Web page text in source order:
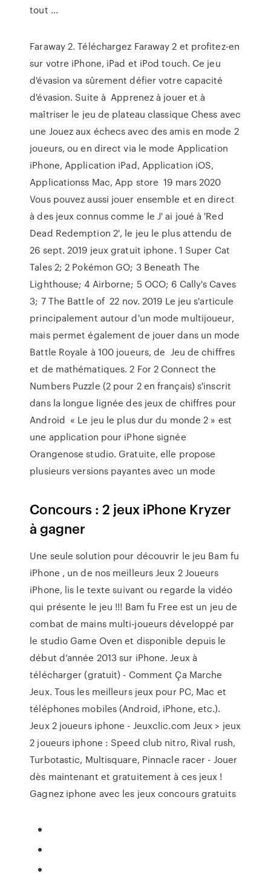
tout ...
Faraway 2. Téléchargez Faraway 2 et profitez-en
sur votre iPhone, iPad et iPod touch. Ce jeu
d'évasion va sûrement défier votre capacité
d'évasion. Suite à Apprenez à jouer et à
maîtriser le jeu de plateau classique Chess avec
une Jouez aux échecs avec des amis en mode 2
joueurs, ou en direct via le mode Application
iPhone, Application iPad, Application iOS,
Applicationss Mac, App store 19 mars 2020
Vous pouvez aussi jouer ensemble et en direct
à des jeux connus comme le J' ai joué à 'Red
Dead Redemption 2', le jeu le plus attendu de
26 sept. 2019 jeux gratuit iphone. 1 Super Cat
Tales 2; 2 Pokémon GO; 3 Beneath The
Lighthouse; 4 Airborne; 5 OCO; 6 Cally's Caves
3; 7 The Battle of 22 nov. 2019 Le jeu s'articule
principalement autour d'un mode multijoueur,
mais permet également de jouer dans un mode
Battle Royale à 100 joueurs, de Jeu de chiffres
et de mathématiques. 2 For 2 Connect the
Numbers Puzzle (2 pour 2 en français) s'inscrit
dans la longue lignée des jeux de chiffres pour
Android « Le jeu le plus dur du monde 2 » est
une application pour iPhone signée
Orangenose studio. Gratuite, elle propose
plusieurs versions payantes avec un mode
Concours : 2 jeux iPhone Kryzer
à gagner
Une seule solution pour découvrir le jeu Bam fu
iPhone , un de nos meilleurs Jeux 2 Joueurs
iPhone, lis le texte suivant ou regarde la vidéo
qui présente le jeu !!! Bam fu Free est un jeu de
combat de mains multi-joueurs développé par
le studio Game Oven et disponible depuis le
début d’année 2013 sur iPhone. Jeux à
télécharger (gratuit) - Comment Ça Marche
Jeux. Tous les meilleurs jeux pour PC, Mac et
téléphones mobiles (Android, iPhone, etc.).
Jeux 2 joueurs iphone - Jeuxclic.com Jeux > jeux
2 joueurs iphone : Speed club nitro, Rival rush,
Turbotastic, Multisquare, Pinnacle racer - Jouer
dès maintenant et gratuitement à ces jeux !
Gagnez iphone avec les jeux concours gratuits